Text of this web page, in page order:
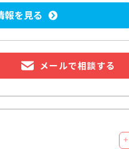
報を見る
メールで相談する
＋